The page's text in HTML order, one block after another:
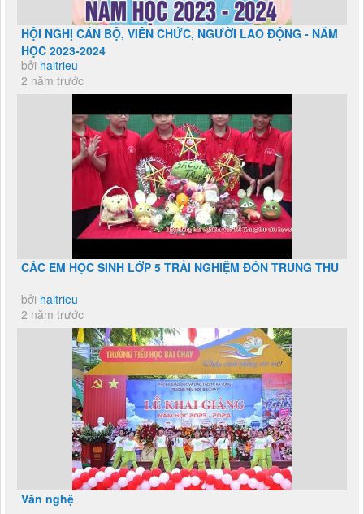
HỘI NGHỊ CÁN BỘ, VIÊN CHỨC, NGƯỜI LAO ĐỘNG - NĂM
HỌC 2023-2024
bởi haitrieu
2 năm trước
CÁC EM HỌC SINH LỚP 5 TRẢI NGHIỆM ĐÓN TRUNG THU
bởi haitrieu
2 năm trước
Văn nghệ